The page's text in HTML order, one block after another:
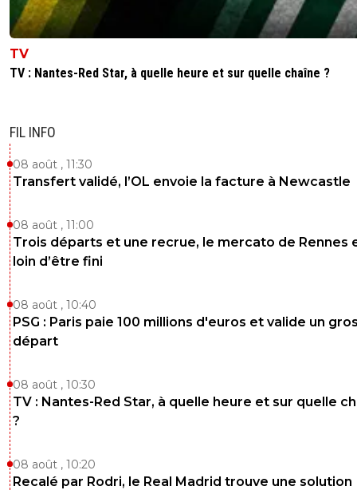
TV
TV : Nantes-Red Star, à quelle heure et sur quelle chaîne ?
FIL INFO
08 août , 11:30
Transfert validé, l’OL envoie la facture à Newcastle
08 août , 11:00
Trois départs et une recrue, le mercato de Rennes
loin d’être fini
08 août , 10:40
PSG : Paris paie 100 millions d'euros et valide un
départ
08 août , 10:30
TV : Nantes-Red Star, à quelle heure et sur quelle
?
08 août , 10:20
Recalé par Rodri, le Real Madrid trouve une solution